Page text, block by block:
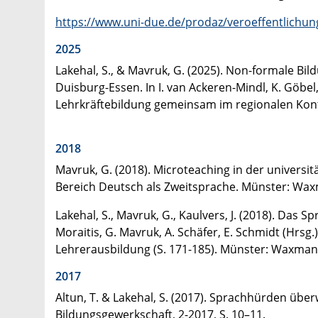
https://www.uni-due.de/prodaz/
2025
Lakehal, S., & Mavruk, G. (2025). Non-formale
Duisburg-Essen. In I. van Ackeren-Mindl, K.
Lehrkräftebildung gemeinsam im regionalen
2018
Mavruk, G. (2018). Microteaching in der
Bereich Deutsch als Zweitsprache. Münster:
Lakehal, S., Mavruk, G., Kaulvers, J. (2018). Das
Moraitis, G. Mavruk, A. Schäfer, E. Schmidt
Lehrerausbildung (S. 171-185). Münster:
2017
Altun, T. & Lakehal, S. (2017). Sprachhürden
Bildungsgewerkschaft, 2-2017, S. 10–11.